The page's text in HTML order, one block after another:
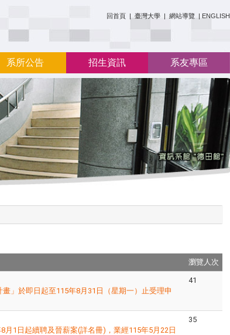
回首頁 | 臺灣大學 | 網站導覽 | ENGLISH
系所公告 招生資訊 系友專區
瀏覽人次
」於即日起至115年8月31日（星期一）止受理申
41
月1日起續聘及晉薪案(詳名冊)，業經115年5月22日
35